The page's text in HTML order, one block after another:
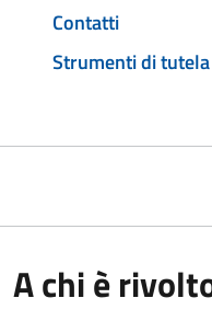
Contatti
Strumenti di tutela
A chi è